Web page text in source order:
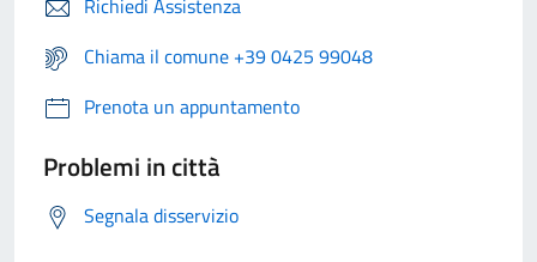
Richiedi Assistenza
Chiama il comune +39 0425 99048
Prenota un appuntamento
Problemi in città
Segnala disservizio